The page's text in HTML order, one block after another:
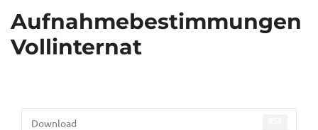
Aufnahmebestimmungen
Vollinternat
Download